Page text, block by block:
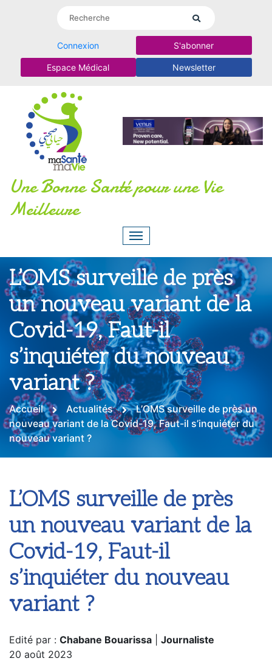
Connexion S'abonner
Espace Médical Newsletter
Une Bonne Santé pour une Vie
Meilleure
L’OMS surveille de près
un nouveau variant de la
Covid-19, Faut-il
s’inquiéter du nouveau
variant ?
Accueil Actualités
L’OMS surveille de près un
nouveau variant de la Covid-19, Faut-il s’inquiéter du
nouveau variant ?
L’OMS surveille de près
un nouveau variant de la
Covid-19, Faut-il
s’inquiéter du nouveau
variant ?
Edité par : Chabane Bouarissa
Journaliste
20 août 2023